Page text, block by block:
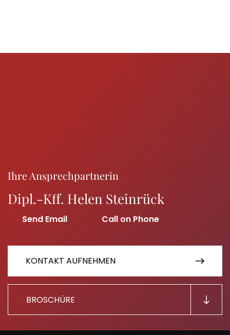
Ihre Ansprechpartnerin
Dipl.-Kff. Helen Steinrück
KONTAKT AUFNEHMEN
BROSCHÜRE